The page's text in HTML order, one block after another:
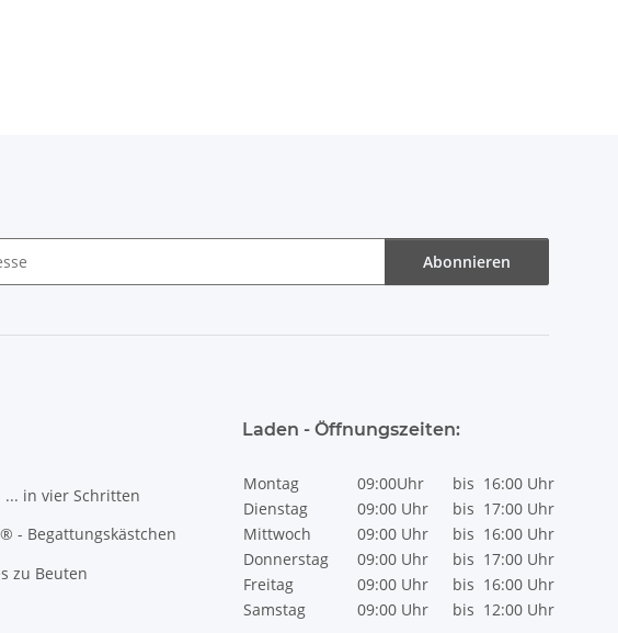
Abonnieren
... in vier Schritten
- Begattungskästchen
zu Beuten
Laden - Öffnungszeiten:
Montag 09:00Uhr bis 16:00 Uhr
Dienstag
09:00 Uhr bis 17:00 Uhr
Mittwoch
09:00 Uhr bis 16:00 Uhr
Donnerstag
09:00 Uhr bis 17:00 Uhr
Freitag
09:00 Uhr bis 16:00 Uhr
Samstag
09:00 Uhr bis 12:00 Uhr